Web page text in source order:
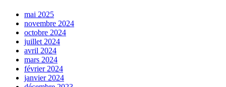
mai 2025
novembre 2024
octobre 2024
juillet 2024
avril 2024
mars 2024
février 2024
janvier 2024